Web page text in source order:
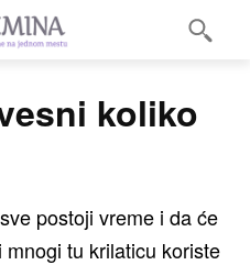
koliko
postoji vreme i da će
tu krilaticu koriste